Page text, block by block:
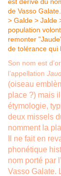
Son nom est
l’appellation
(oiseau
place ?) mais
étymologie,
deux missels
nomment la
Il ne fait en
phonétique
nom porté par
Vasso Galate.